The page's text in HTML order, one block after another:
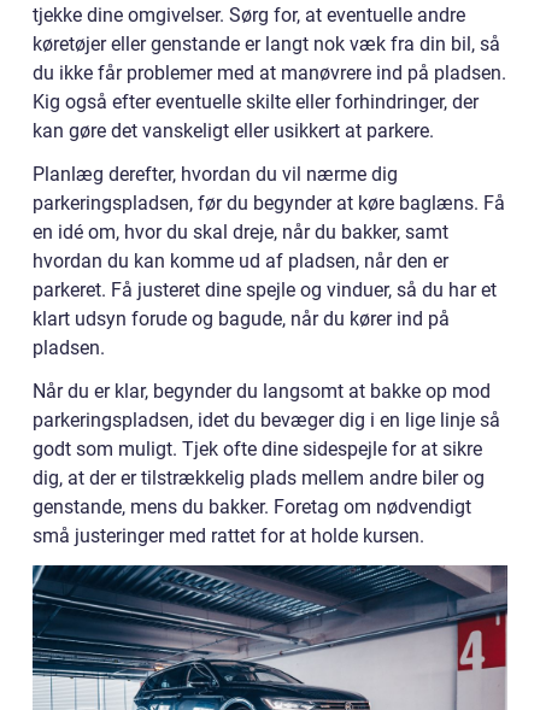
tjekke dine omgivelser. Sørg for, at eventuelle andre
køretøjer eller genstande er langt nok væk fra din bil, så
du ikke får problemer med at manøvrere ind på pladsen.
Kig også efter eventuelle skilte eller forhindringer, der
kan gøre det vanskeligt eller usikkert at parkere.
Planlæg derefter, hvordan du vil nærme dig
parkeringspladsen, før du begynder at køre baglæns. Få
en idé om, hvor du skal dreje, når du bakker, samt
hvordan du kan komme ud af pladsen, når den er
parkeret. Få justeret dine spejle og vinduer, så du har et
klart udsyn forude og bagude, når du kører ind på
pladsen.
Når du er klar, begynder du langsomt at bakke op mod
parkeringspladsen, idet du bevæger dig i en lige linje så
godt som muligt. Tjek ofte dine sidespejle for at sikre
dig, at der er tilstrækkelig plads mellem andre biler og
genstande, mens du bakker. Foretag om nødvendigt
små justeringer med rattet for at holde kursen.